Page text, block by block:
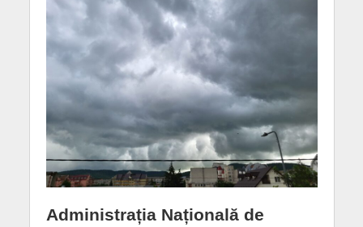
Administrația Națională de